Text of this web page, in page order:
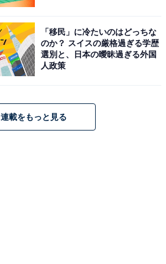
「移民」に冷たいのはどっちな
のか？ スイスの厳格過ぎる学歴
選別と、日本の曖昧過ぎる外国
人政策
連載をもっと見る